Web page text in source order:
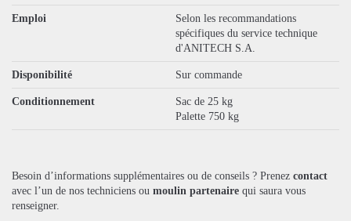
Emploi
Selon les recommandations
spécifiques du service technique
d'ANITECH S.A.
Disponibilité Sur commande
Conditionnement
Sac de 25 kg
Palette 750 kg
Besoin d’informations supplémentaires ou de conseils ? Prenez contact
avec l’un de nos techniciens ou moulin partenaire qui saura vous
renseigner.